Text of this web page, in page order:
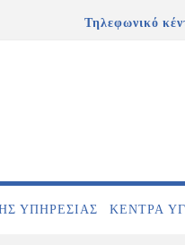
Τηλεφωνικό
ΥΠΗΡΕΣΊΑΣ ΚΕΝΤΡΑ